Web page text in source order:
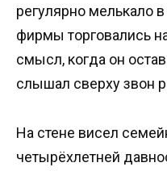
регулярно мелькало
фирмы торговались
смысл, когда он
слышал сверху звон
На стене висел
четырёхлетней